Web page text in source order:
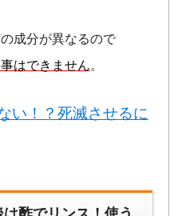
成分が異なるので
はできません。
い！？死滅させるに